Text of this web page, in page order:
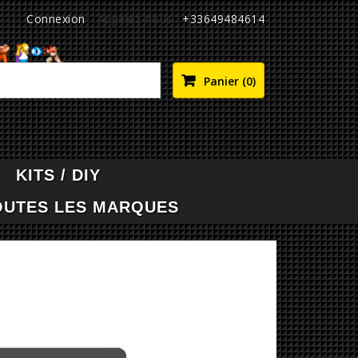
Connexion Appelez-nous :+33649484614
Panier (0)
KITS / DIY
LES MARQUES